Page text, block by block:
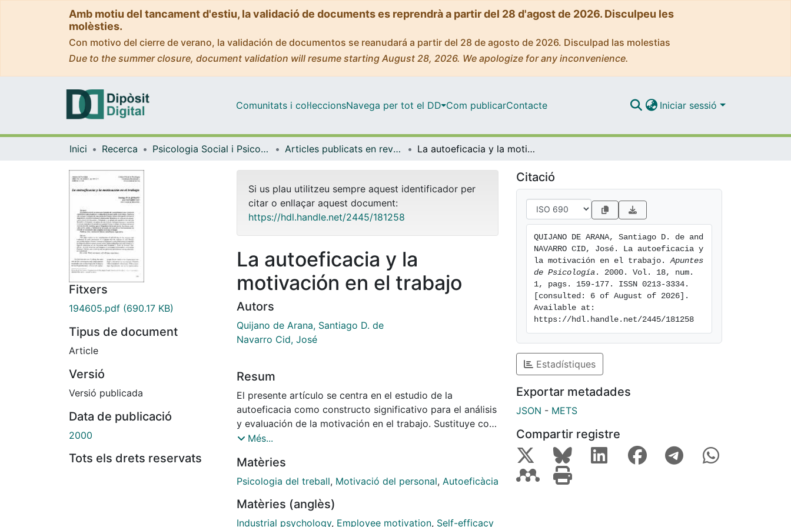
Amb motiu del tancament d'estiu, la validació de documents es reprendrà a partir del 28 d'agost de 2026. Disculpeu les
molèsties.
Con motivo del cierre de verano, la validación de documentos se reanudará a partir del 28 de agosto de 2026. Disculpad las molestias
Due to the summer closure, document validation will resume starting August 28, 2026. We apologize for any inconvenience.
Comunitats i col·leccionsNavega per tot el DD Com publicarContacte Iniciar sessió
Inici Recerca Psicologia Social i Psicologia Quantitativa Articles publicats en revistes (Psicologia Social i Psicologia Quantitativa) La autoeficacia y la motivación en el trabajo
Fitxers
194605.pdf (690.17 KB)
Tipus de document
Article
Versió
Versió publicada
Data de publicació
2000
Tots els drets reservats
Si us plau utilitzeu sempre aquest identificador per
citar o enllaçar aquest document:
https://hdl.handle.net/2445/181258
La autoeficacia y la
motivación en el trabajo
Autors
Quijano de Arana, Santiago D. de
Navarro Cid, José
Resum
El presente artículo se centra en el estudio de la
autoeficacia como constructo significativo para el análisis
y evaluación de la motivación en el trabajo. Sustituye con
ventaja el concepto de expectativa de Vroom y ofrece
motivación. Basándose en la Escala de autoeficacia
general de Jerusalem y Schwarzer y su adaptación
de este artículo realizaron una nueva versión de la misma
centrada en la autoeficacia general frente al trabajo y la
Més...
Matèries
Psicologia del treball, Motivació del personal, Autoeficàcia
Matèries (anglès)
Industrial psychology, Employee motivation, Self-efficacy
Citació
QUIJANO DE ARANA, Santiago D. de and
NAVARRO CID, José. La autoeficacia y
la motivación en el trabajo. Apuntes
de Psicología . 2000. Vol. 18, num.
1, pags. 159-177. ISSN 0213-3334.
[consulted: 6 of August of 2026].
Available at:
https://hdl.handle.net/2445/181258
Estadístiques
Exportar metadades
JSON - METS
Compartir registre